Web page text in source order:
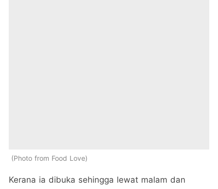
Photo from Food Love
Kerana ia dibuka sehingga lewat malam dan